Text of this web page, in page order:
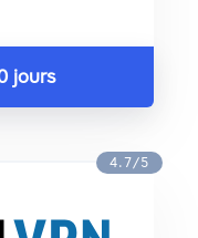
jours
4.7/5